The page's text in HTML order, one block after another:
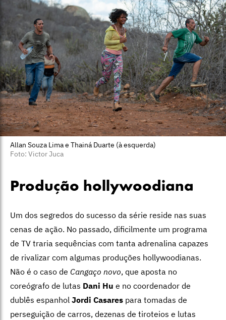
Allan Souza Lima e Thainá Duarte (à esquerda)
Foto: Victor Juca
Produção hollywoodiana
Um dos segredos do sucesso da série reside nas suas
cenas de ação. No passado, dificilmente um programa
de TV traria sequências com tanta adrenalina capazes
de rivalizar com algumas produções hollywoodianas.
Não é o caso de Cangaço novo, que aposta no
coreógrafo de lutas Dani Hu e no coordenador de
dublês espanhol Jordi Casares para tomadas de
perseguição de carros, dezenas de tiroteios e lutas